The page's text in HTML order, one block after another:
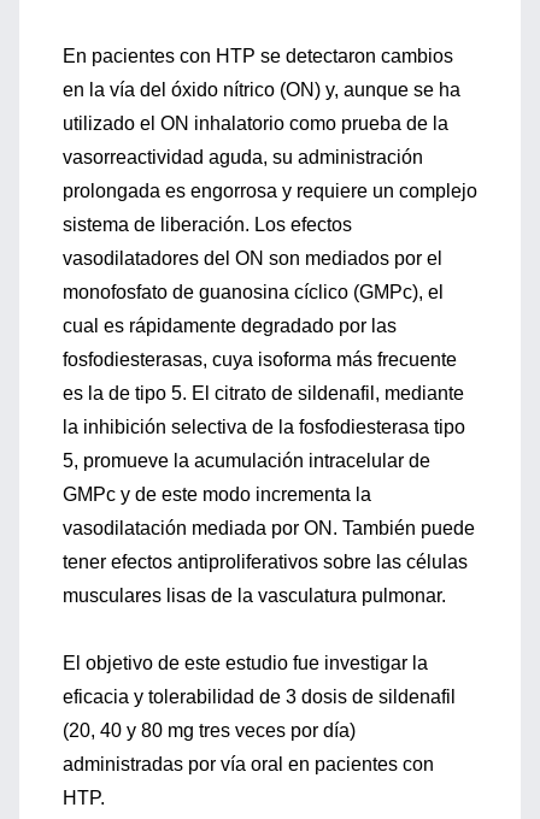
En pacientes con HTP se detectaron cambios
en la vía del óxido nítrico (ON) y, aunque se ha
utilizado el ON inhalatorio como prueba de la
vasorreactividad aguda, su administración
prolongada es engorrosa y requiere un complejo
sistema de liberación. Los efectos
vasodilatadores del ON son mediados por el
monofosfato de guanosina cíclico (GMPc), el
cual es rápidamente degradado por las
fosfodiesterasas, cuya isoforma más frecuente
es la de tipo 5. El citrato de sildenafil, mediante
la inhibición selectiva de la fosfodiesterasa tipo
5, promueve la acumulación intracelular de
GMPc y de este modo incrementa la
vasodilatación mediada por ON. También puede
tener efectos antiproliferativos sobre las células
musculares lisas de la vasculatura pulmonar.
El objetivo de este estudio fue investigar la
eficacia y tolerabilidad de 3 dosis de sildenafil
(20, 40 y 80 mg tres veces por día)
administradas por vía oral en pacientes con
HTP.